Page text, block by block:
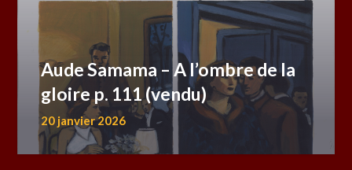
Aude Samama – A l’ombre de la
gloire p. 111 (vendu)
20 janvier 2026